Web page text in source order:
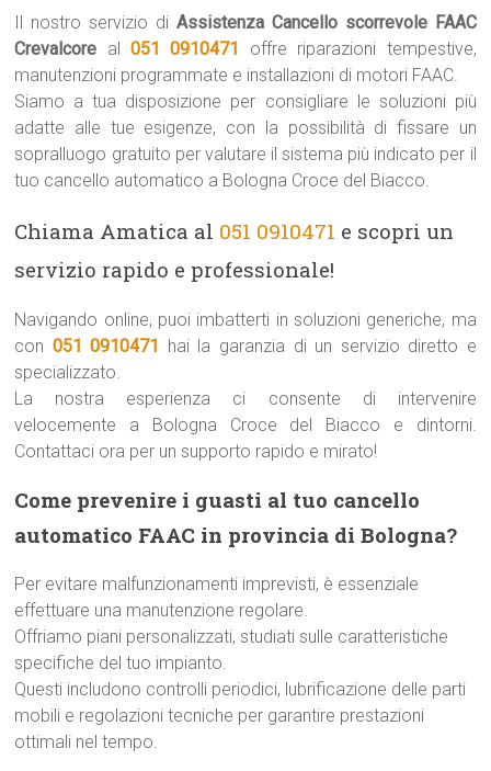
Il nostro servizio di Assistenza Cancello scorrevole FAAC
Crevalcore al051 0910471
offre riparazioni tempestive,
manutenzioni programmate e installazioni di motori FAAC.
Siamo a tua disposizione per consigliare le soluzioni più
adatte alle tue esigenze, con la possibilità di fissare un
sopralluogo gratuito per valutare il sistema più indicato per il
tuo cancello automatico a Bologna Croce del Biacco.
Chiama Amatica al 051 0910471 e scopri un
servizio rapido e professionale!
Navigando online, puoi imbatterti in soluzioni generiche, ma
con 051 0910471 hai la garanzia di un servizio diretto e
specializzato.
La nostra esperienza ci consente di intervenire
velocemente a Bologna Croce del Biacco e dintorni.
Contattaci ora per un supporto rapido e mirato!
Come prevenire i guasti al tuo cancello
automatico FAAC in provincia di Bologna?
Per evitare malfunzionamenti imprevisti, è essenziale
effettuare una manutenzione regolare.
Offriamo piani personalizzati, studiati sulle caratteristiche
specifiche del tuo impianto.
Questi includono controlli periodici, lubrificazione delle parti
mobili e regolazioni tecniche per garantire prestazioni
ottimali nel tempo.